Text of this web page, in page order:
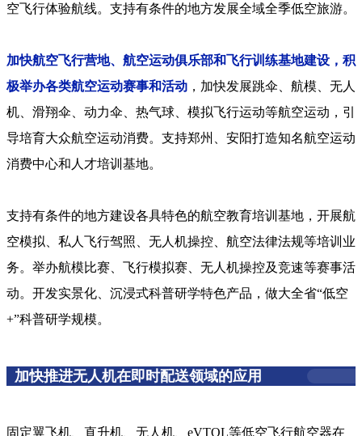
空飞行体验航线。支持有条件的地方发展全域全季低空旅游。
加快航空飞行营地、航空运动俱乐部和飞行训练基地建设，积
极举办各类航空运动赛事和活动 ，加快发展跳伞、航模、无人
机、滑翔伞、动力伞、热气球、模拟飞行运动等航空运动，引
导培育大众航空运动消费。支持郑州、安阳打造知名航空运动
消费中心和人才培训基地。
支持有条件的地方建设各具特色的航空教育培训基地，开展航
空模拟、私人飞行驾照、无人机操控、航空法律法规等培训业
务。举办航模比赛、飞行模拟赛、无人机操控及竞速等赛事活
动。开发实景化、沉浸式科普研学特色产品，做大全省“低空
+”科普研学规模。
加快推进无人机在即时配送领域的应用
固定翼飞机、直升机、无人机、eVTOL等低空飞行航空器在